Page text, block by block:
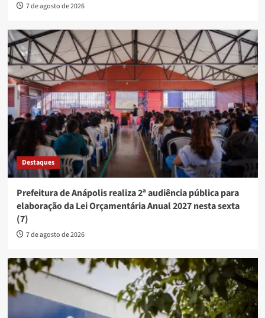
7 de agosto de 2026
Destaques
Prefeitura de Anápolis realiza 2ª audiência pública para
elaboração da Lei Orçamentária Anual 2027 nesta sexta
(7)
7 de agosto de 2026